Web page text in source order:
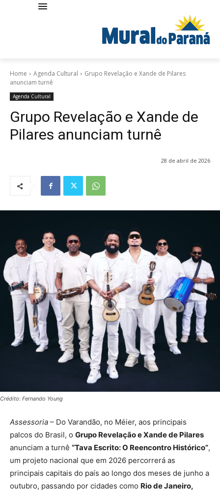
Home Agenda Cultural
Grupo Revelação e Xande de Pilares
anunciam turnê
Agenda Cultural
Grupo Revelação e Xande de
Pilares anunciam turnê
28 de abril de 2026
Crédito: Fernando Young
Assessoria – Do Varandão, no Méier, aos principais
palcos do Brasil, o Grupo Revelação e Xande de Pilares
anunciam a turnê “Tava Escrito: O Reencontro Histórico”,
um projeto nacional que em 2026 percorrerá as
principais capitais do país ao longo dos meses de junho a
outubro, passando por cidades como Rio de Janeiro,